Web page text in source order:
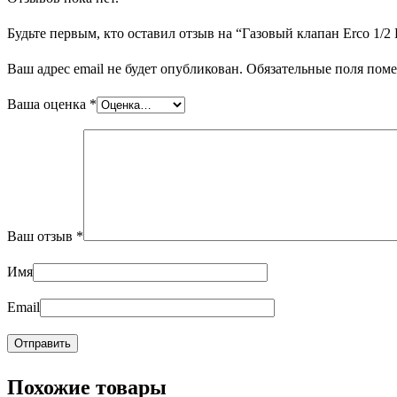
Будьте первым, кто оставил отзыв на “Газовый клапан Erco 1/
Ваш адрес email не будет опубликован. Обязательные поля
Ваша оценка *
Ваш отзыв *
Имя
Email
Похожие товары